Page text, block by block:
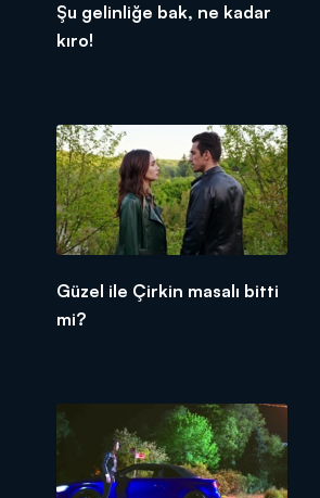
Şu gelinliğe bak, ne kadar
kıro!
Güzel ile Çirkin masalı bitti
mi?